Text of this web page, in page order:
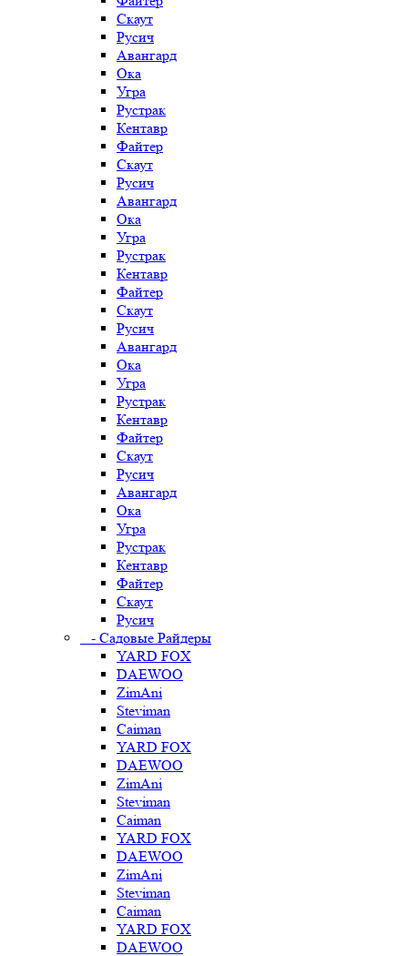
Скаут
Русич
Авангард
Ока
Угра
Рустрак
Кентавр
Файтер
Скаут
Русич
Авангард
Ока
Угра
Рустрак
Кентавр
Файтер
Скаут
Русич
Авангард
Ока
Угра
Рустрак
Кентавр
Файтер
Скаут
Русич
Авангард
Ока
Угра
Рустрак
Кентавр
Файтер
Скаут
Русич
- Садовые Райдеры
YARD FOX
DAEWOO
ZimAni
Steviman
Caiman
YARD FOX
DAEWOO
ZimAni
Steviman
Caiman
YARD FOX
DAEWOO
ZimAni
Steviman
Caiman
YARD FOX
DAEWOO